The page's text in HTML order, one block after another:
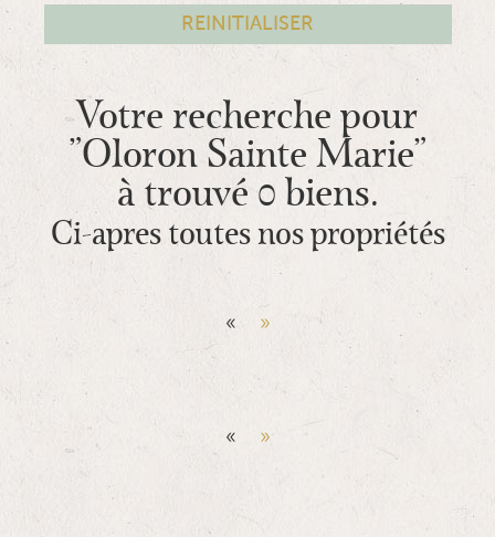
Votre recherche pour
"Oloron Sainte Marie"
à trouvé 0 biens.
Ci-apres toutes nos propriétés
« »
« »